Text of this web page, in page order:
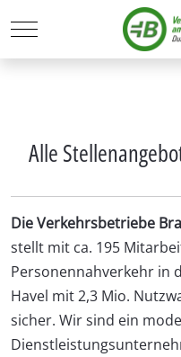
Mobile Menu Toggle
Alle
Die Verkehrsbetriebe
stellt mit ca. 195
Personennahverkehr in
Havel mit 2,3 Mio.
sicher. Wir sind ein